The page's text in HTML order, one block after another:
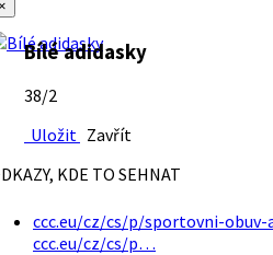
Bílé adidasky
38/2
Uložit Zavřít
KDE TO SEHNAT
ccc.eu/cz/cs/p/sportovni-
ccc.eu/cz/cs/p…